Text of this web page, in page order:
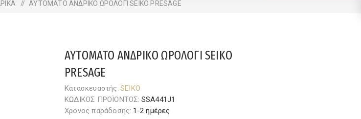
/ AYTOMATO ΑΝΔΡΙΚΟ ΩΡΟΛΟΓΙ SEIKO PRESAGE
AYTOMATO ΑΝΔΡΙΚΟ ΩΡΟΛΟΓΙ SEIKO
PRESAGE
Κατασκευαστής: SEIKO
ΚΩΔΙΚΟΣ ΠΡΟΪΟΝΤΟΣ: SSA441J1
Χρόνος παράδοσης: 1-2 ημέρες